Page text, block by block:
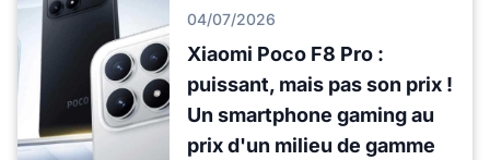
04/07/2026
Xiaomi Poco F8 Pro :
puissant, mais pas son prix !
Un smartphone gaming au
prix d'un milieu de gamme